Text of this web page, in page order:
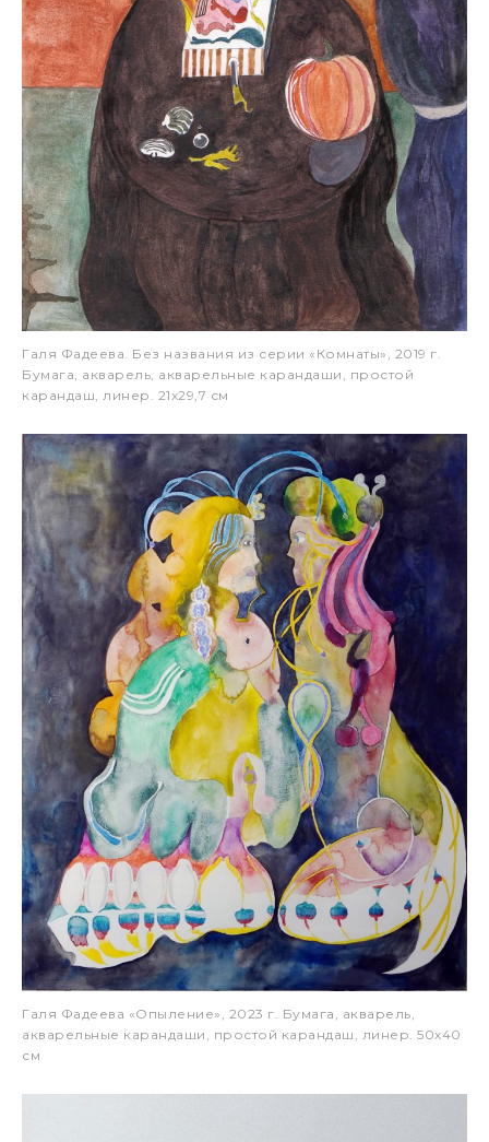
Галя Фадеева. Без названия из серии «Комнаты», 2019 г.
Бумага, акварель, акварельные карандаши, простой
карандаш, линер. 21х29,7 см
Галя Фадеева «Опыление», 2023 г. Бумага, акварель,
акварельные карандаши, простой карандаш, линер. 50х40
см